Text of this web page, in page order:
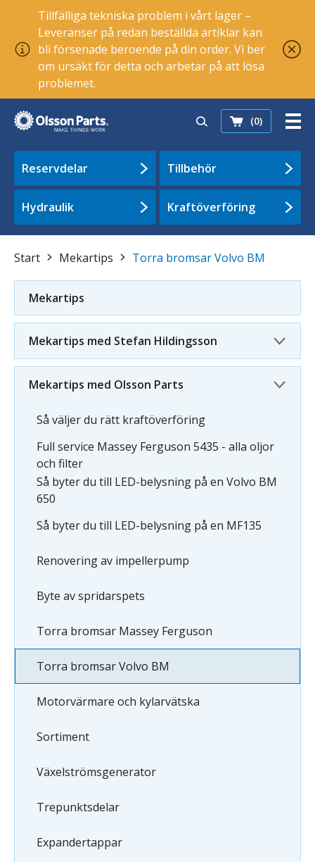
Tillfälliga tekniska problem i vårt lager –
Leveranser på redan beställda artiklar kan
bli försenade beroende på din order. Vi ber
om ursäkt för detta och arbetar på att lösa
problemet.
(0)
Reservdelar Tillbehör
Hydraulik Kraftöverföring
Start Mekartips Torra bromsar Volvo BM
Mekartips
Mekartips med Stefan Hildingsson
Mekartips med Olsson Parts
Så väljer du rätt kraftöverföring
Full service Massey Ferguson 5435 - alla oljor
och filter
Så byter du till LED-belysning på en Volvo BM
650
Så byter du till LED-belysning på en MF135
Renovering av impellerpump
Byte av spridarspets
Torra bromsar Massey Ferguson
Torra bromsar Volvo BM
Motorvärmare och kylarvätska
Sortiment
Växelströmsgenerator
Trepunktsdelar
Expandertappar